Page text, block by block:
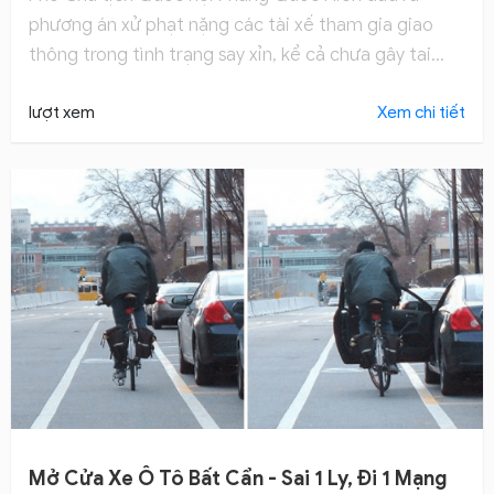
phương án xử phạt nặng các tài xế tham gia giao
thông trong tình trạng say xỉn, kể cả chưa gây tai
lượt xem Xem chi tiết
Mở Cửa Xe Ô Tô Bất Cẩn - Sai 1 Ly, Đi 1 Mạng